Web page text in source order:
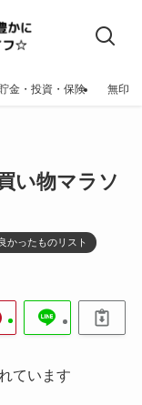
金・投資・保険 無印
い物マラソ
かったものリスト
ています